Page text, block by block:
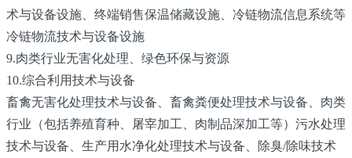
术与设备设施、终端销售保温储藏设施、冷链物流信息系统等
冷链物流技术与设备设施
9.肉类行业无害化处理、绿色环保与资源
10.综合利用技术与设备
畜禽无害化处理技术与设备、畜禽粪便处理技术与设备、肉类
行业（包括养殖育种、屠宰加工、肉制品深加工等）污水处理
技术与设备、生产用水净化处理技术与设备、除臭/除味技术